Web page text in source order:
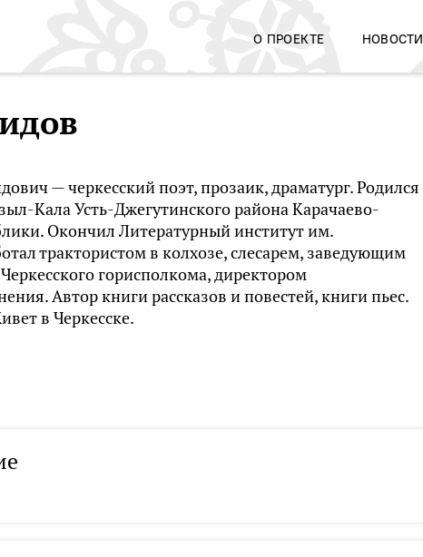
О ПРОЕКТЕ НОВОСТИ
— черкесский поэт, прозаик, драматург. Родился
Кала Усть-Джегутинского района Карачаево-
Окончил Литературный институт им.
трактористом в колхозе, слесарем, заведующим
горисполкома, директором
Автор книги рассказов и повестей, книги пьес.
в Черкесске.